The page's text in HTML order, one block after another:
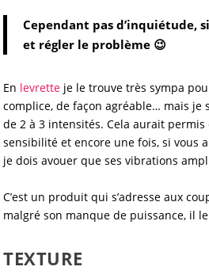
Cependant pas d’inquiétude,
et régler le problème 😉
En levrette je le trouve très sympa
complice, de façon agréable… mais
de 2 à 3 intensités. Cela aurait
sensibilité et encore une fois, si vous
je dois avouer que ses vibrations
C’est un produit qui s’adresse aux
malgré son manque de puissance, il
TEXTURE